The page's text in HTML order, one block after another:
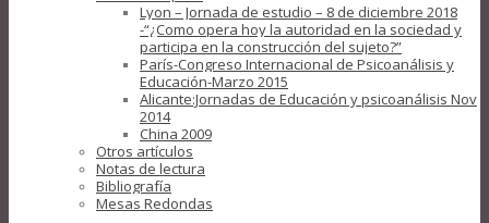
Lyon – Jornada de estudio – 8 de diciembre 2018
-“¿Como opera hoy la autoridad en la sociedad y
participa en la construcción del sujeto?”
París-Congreso Internacional de Psicoanálisis y
Educación-Marzo 2015
Alicante:Jornadas de Educación y psicoanálisis Nov
2014
China 2009
Otros artículos
Notas de lectura
Bibliografía
Mesas Redondas